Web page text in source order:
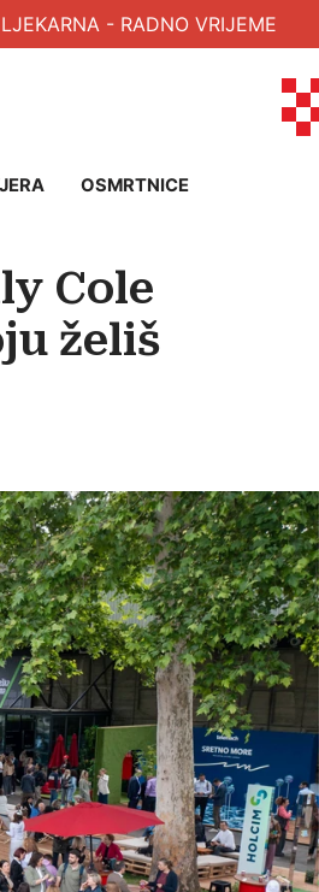
- RADNO VRIJEME
OSMRTNICE
Cole
želiš